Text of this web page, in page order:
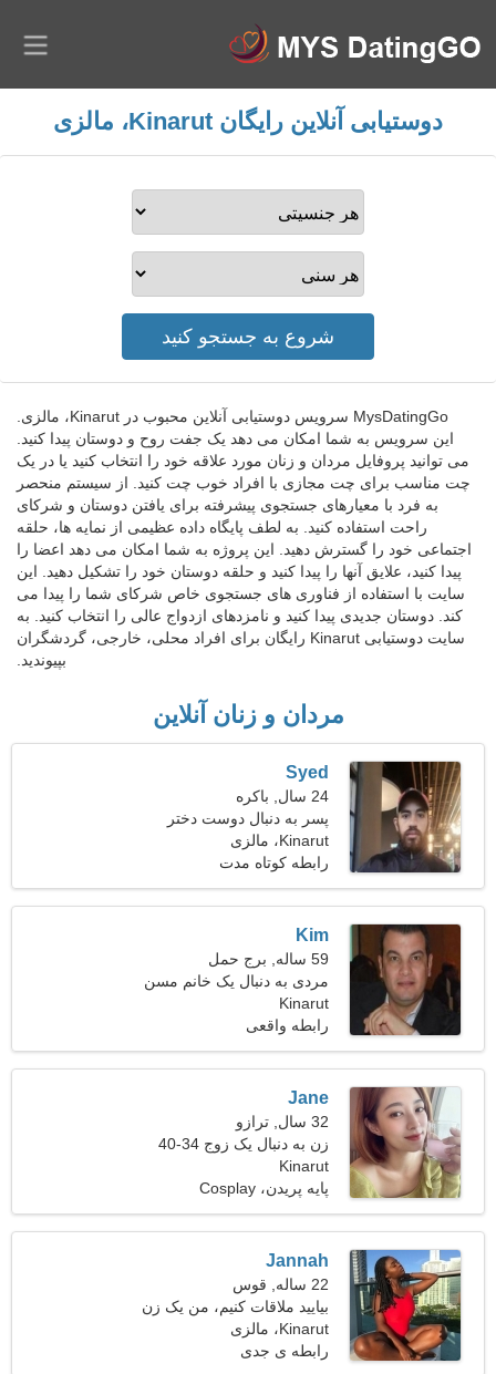
دوستیابی آنلاین رایگان Kinarut، مالزی
MysDatingGo سرویس دوستیابی آنلاین محبوب در Kinarut، مالزی.
این سرویس به شما امکان می دهد یک جفت روح و دوستان پیدا کنید.
می توانید پروفایل مردان و زنان مورد علاقه خود را انتخاب کنید یا در یک
چت مناسب برای چت مجازی با افراد خوب چت کنید. از سیستم منحصر
به فرد با معیارهای جستجوی پیشرفته برای یافتن دوستان و شرکای
راحت استفاده کنید. به لطف پایگاه داده عظیمی از نمایه ها، حلقه
اجتماعی خود را گسترش دهید. این پروژه به شما امکان می دهد اعضا را
پیدا کنید، علایق آنها را پیدا کنید و حلقه دوستان خود را تشکیل دهید. این
سایت با استفاده از فناوری های جستجوی خاص شرکای شما را پیدا می
کند. دوستان جدیدی پیدا کنید و نامزدهای ازدواج عالی را انتخاب کنید. به
سایت دوستیابی Kinarut رایگان برای افراد محلی، خارجی، گردشگران
بپیوندید.
مردان و زنان آنلاین
Syed
24 سال, باکره
پسر به دنبال دوست دختر
است 26-30
Kinarut، مالزی
رابطه کوتاه مدت
Kim
59 ساله, برج حمل
مردی به دنبال یک خانم مسن
48-54
Kinarut
رابطه واقعی
Jane
32 سال, ترازو
زن به دنبال یک زوج 34-40
Kinarut
پایه پریدن، Cosplay
Jannah
22 ساله, قوس
بیایید ملاقات کنیم، من یک زن
تماشایی هستم
Kinarut، مالزی
رابطه ی جدی